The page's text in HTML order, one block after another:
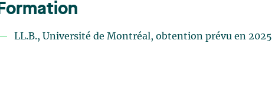
LL.B., Université de Montréal , obtention prévu en 2025